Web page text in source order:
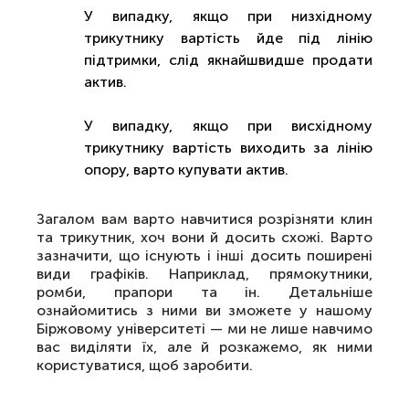
У випадку, якщо при низхідному
трикутнику вартість йде під лінію
підтримки, слід якнайшвидше продати
актив.
У випадку, якщо при висхідному
трикутнику вартість виходить за лінію
опору, варто купувати актив.
Загалом вам варто навчитися розрізняти клин
та трикутник, хоч вони й досить схожі. Варто
зазначити, що існують і інші досить поширені
види графіків. Наприклад, прямокутники,
ромби, прапори та ін. Детальніше
ознайомитись з ними ви зможете у нашому
Біржовому університеті — ми не лише навчимо
вас виділяти їх, але й розкажемо, як ними
користуватися, щоб заробити.